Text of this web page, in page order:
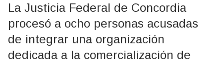
La Justicia Federal de Concordia
procesó a ocho personas acusadas
de integrar una organización
dedicada a la comercialización de